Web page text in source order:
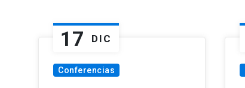
17 DIC
Conferencias